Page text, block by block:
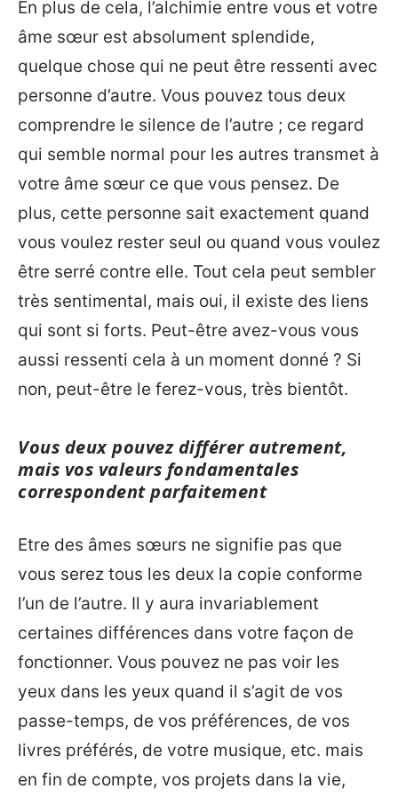
En plus de cela, l’alchimie entre vous et votre
âme sœur est absolument splendide,
quelque chose qui ne peut être ressenti avec
personne d’autre. Vous pouvez tous deux
comprendre le silence de l’autre ; ce regard
qui semble normal pour les autres transmet à
votre âme sœur ce que vous pensez. De
plus, cette personne sait exactement quand
vous voulez rester seul ou quand vous voulez
être serré contre elle. Tout cela peut sembler
très sentimental, mais oui, il existe des liens
qui sont si forts. Peut-être avez-vous vous
aussi ressenti cela à un moment donné ? Si
non, peut-être le ferez-vous, très bientôt.
Vous deux pouvez différer autrement,
mais vos valeurs fondamentales
correspondent parfaitement
Etre des âmes sœurs ne signifie pas que
vous serez tous les deux la copie conforme
l’un de l’autre. Il y aura invariablement
certaines différences dans votre façon de
fonctionner. Vous pouvez ne pas voir les
yeux dans les yeux quand il s’agit de vos
passe-temps, de vos préférences, de vos
livres préférés, de votre musique, etc. mais
en fin de compte, vos projets dans la vie,